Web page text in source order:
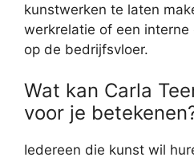
kunstwerken te laten
werkrelatie of een
op de bedrijfsvloer.
Wat kan Carla
voor je
Iedereen die kunst wil